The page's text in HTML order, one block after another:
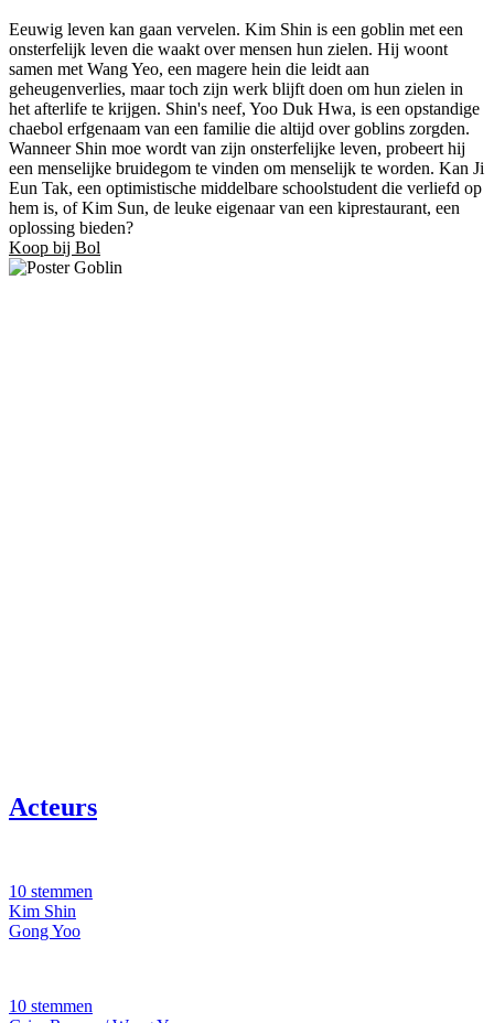
Eeuwig leven kan gaan vervelen. Kim Shin is een goblin met een
onsterfelijk leven die waakt over mensen hun zielen. Hij woont
samen met Wang Yeo, een magere hein die leidt aan
geheugenverlies, maar toch zijn werk blijft doen om hun zielen in
het afterlife te krijgen. Shin's neef, Yoo Duk Hwa, is een opstandige
chaebol erfgenaam van een familie die altijd over goblins zorgden.
Wanneer Shin moe wordt van zijn onsterfelijke leven, probeert hij
een menselijke bruidegom te vinden om menselijk te worden. Kan Ji
Eun Tak, een optimistische middelbare schoolstudent die verliefd op
hem is, of Kim Sun, de leuke eigenaar van een kiprestaurant, een
oplossing bieden?
Koop bij Bol
Acteurs
10 stemmen
Kim Shin
Gong Yoo
10 stemmen